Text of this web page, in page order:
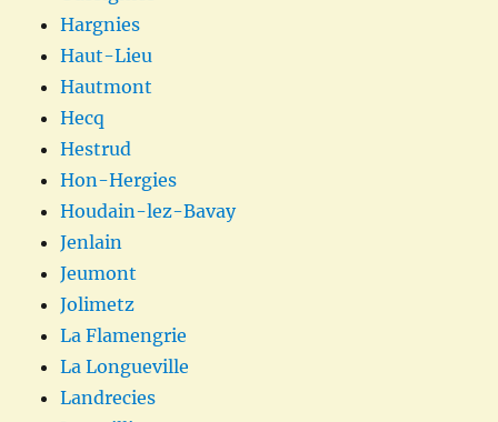
Hargnies
Haut-Lieu
Hautmont
Hecq
Hestrud
Hon-Hergies
Houdain-lez-Bavay
Jenlain
Jeumont
Jolimetz
La Flamengrie
La Longueville
Landrecies